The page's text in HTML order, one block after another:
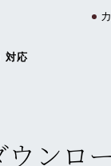
対応
ンロ